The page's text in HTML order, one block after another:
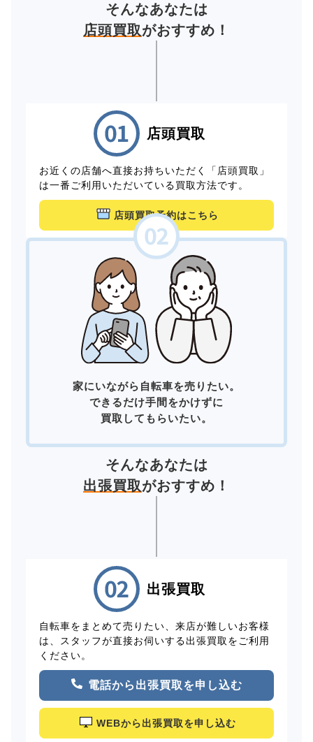
そんなあなたは
店頭買取がおすすめ！
店頭買取
お近くの店舗へ直接お持ちいただく「店頭買取」
は一番ご利用いただいている買取方法です。
店頭買取予約はこちら
家にいながら自転車を売りたい。
できるだけ手間をかけずに
買取してもらいたい。
そんなあなたは
出張買取がおすすめ！
出張買取
自転車をまとめて売りたい、来店が難しいお客様
は、スタッフが直接お伺いする出張買取をご利用
ください。
電話から出張買取を申し込む
WEBから出張買取を申し込む